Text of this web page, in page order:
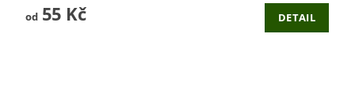
od55 Kč DETAIL